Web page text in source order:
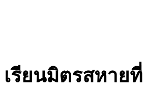
เรียนมิตรสหาย